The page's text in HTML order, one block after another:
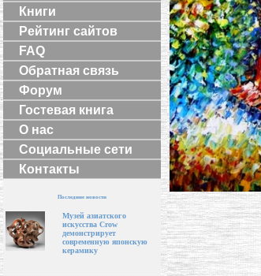
Книги
Рейтинг сайтов
FAQ
Обратная связь
Форум
Гостевая книга
О нас
Социальные сети
Контакты
Последние новости
Музей азиатского
искусства Crow
демонстрирует
современную японскую
керамику